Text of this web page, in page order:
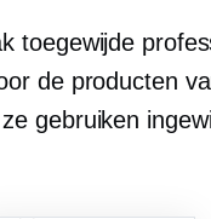
toegewijde
de producten
gebruiken